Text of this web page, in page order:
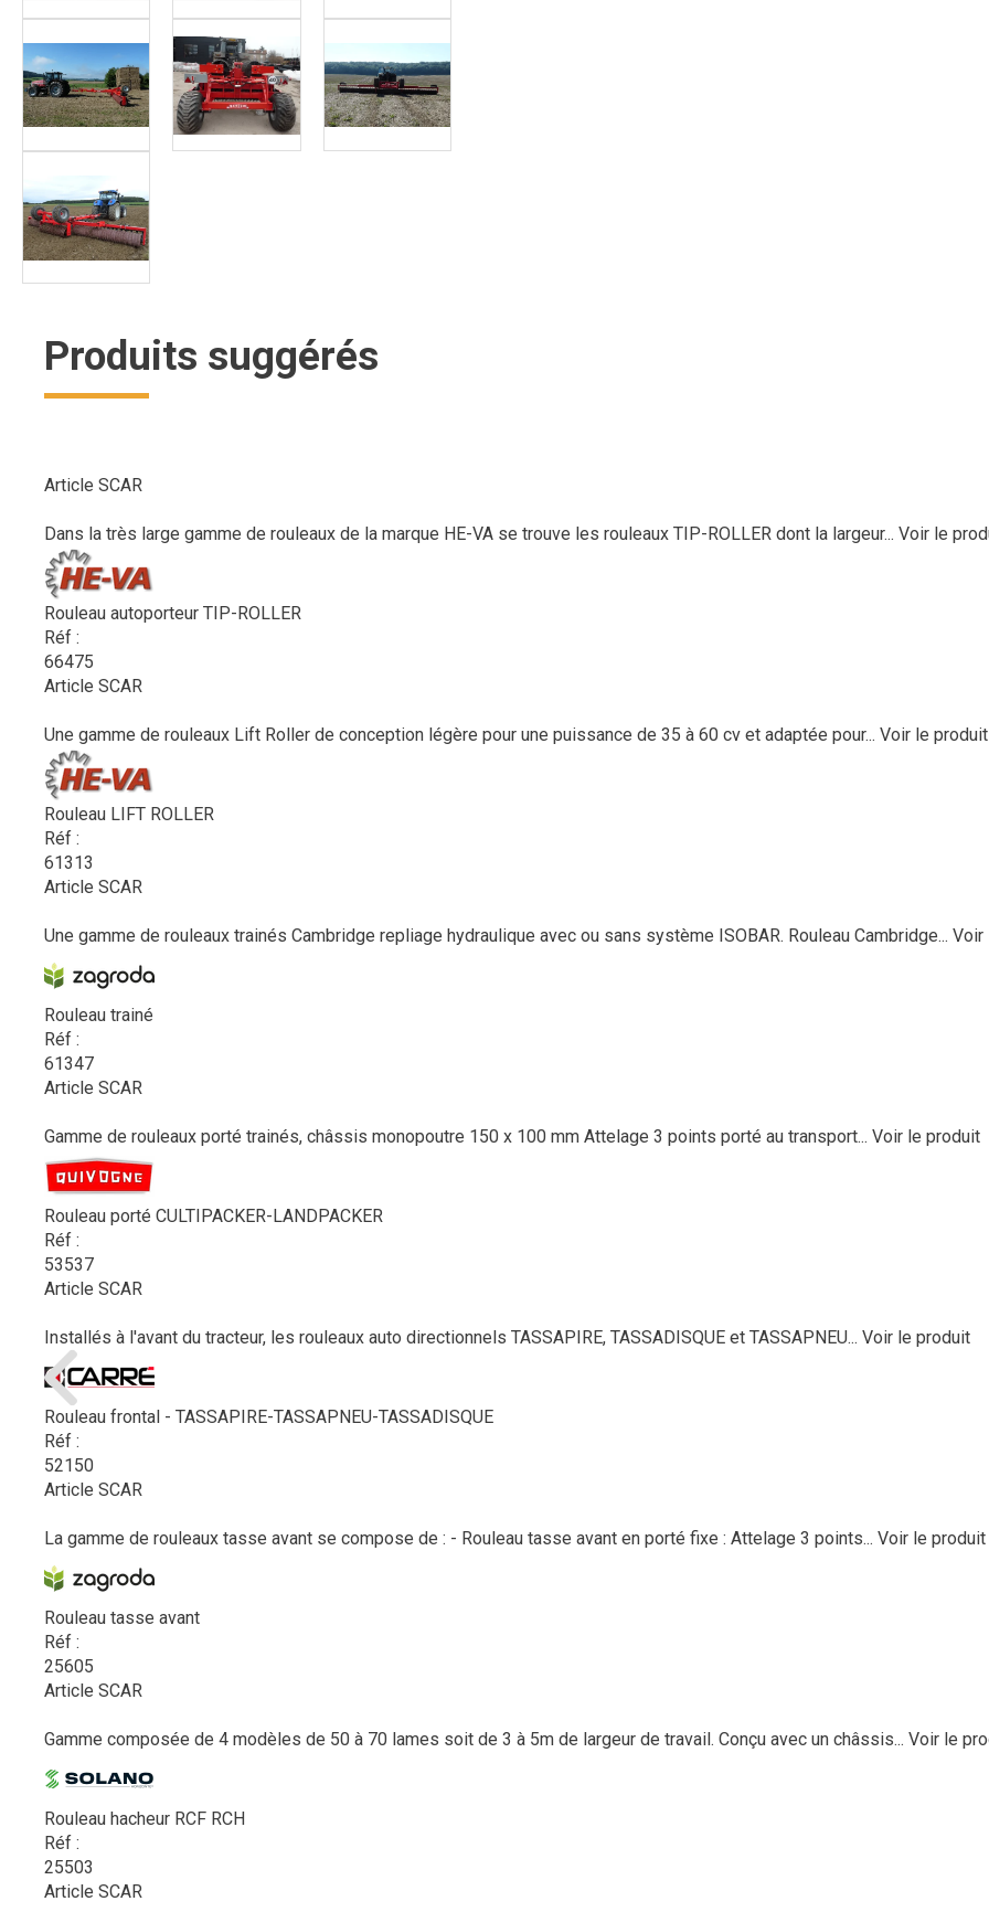
Produits suggérés
Article SCAR
Dans la très large gamme de rouleaux de la marque HE-VA se trouve les rouleaux TIP-ROLLER dont la largeur... Voir le
Rouleau autoporteur TIP-ROLLER
Réf :
66475
Article SCAR
Une gamme de rouleaux Lift Roller de conception légère pour une puissance de 35 à 60 cv et adaptée pour... Voir le produit
Rouleau LIFT ROLLER
Réf :
61313
Article SCAR
Une gamme de rouleaux trainés Cambridge repliage hydraulique avec ou sans système ISOBAR. Rouleau Cambridge... Voir
Rouleau trainé
Réf :
61347
Article SCAR
Gamme de rouleaux porté trainés, châssis monopoutre 150 x 100 mm Attelage 3 points porté au transport... Voir le produit
Rouleau porté CULTIPACKER-LANDPACKER
Réf :
53537
Article SCAR
Installés à l'avant du tracteur, les rouleaux auto directionnels TASSAPIRE, TASSADISQUE et TASSAPNEU... Voir le produit
Rouleau frontal - TASSAPIRE-TASSAPNEU-TASSADISQUE
Réf :
52150
Article SCAR
La gamme de rouleaux tasse avant se compose de : - Rouleau tasse avant en porté fixe : Attelage 3 points... Voir le produit
Rouleau tasse avant
Réf :
25605
Article SCAR
Gamme composée de 4 modèles de 50 à 70 lames soit de 3 à 5m de largeur de travail. Conçu avec un châssis... Voir le
Rouleau hacheur RCF RCH
Réf :
25503
Article SCAR